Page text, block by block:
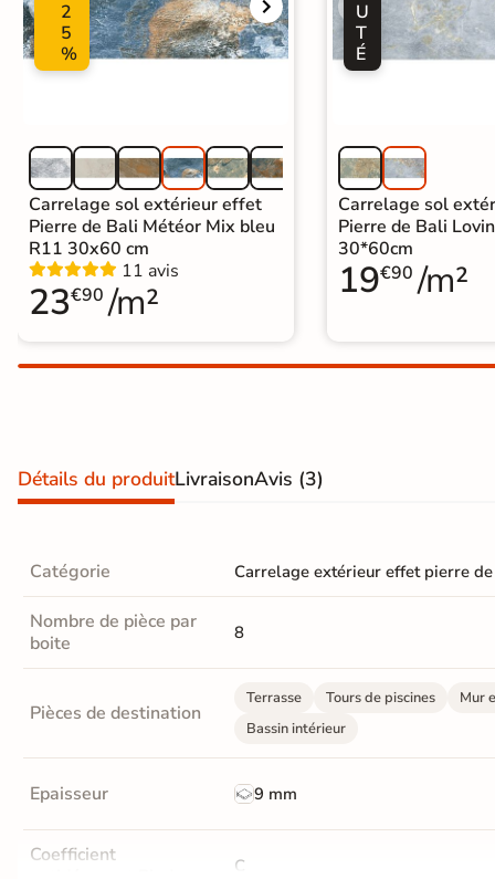
Carrelage extra fin
Voir tous les
PAR FINITION
Carrelage poli /
semi-poli
Carrelage brillant
il vous plaira
solutions de paiement
100%
cryptées
Confidentialité
Livraison rapide et soignée
2
5
%
Carrelage sol extérieur effet
Pierre de Bali Météor Mix bleu
R11 30x60 cm
11 avis
23€90 /m²
U
T
É
Carrelage sol
Pierre de Bali
30*60cm
19€90 /m²
Détails du produitLivraisonAvis (3)
Catégorie Carrelage extérieur effet pierre
Nombre de pièce par
boite
8
Pièces de destination
Terrasse Tours de piscines Mur
Bassin intérieur
Epaisseur 9 mm
Coefficient
C